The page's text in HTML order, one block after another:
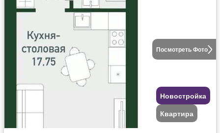
Посмотреть Фото
Новостройка
Квартира